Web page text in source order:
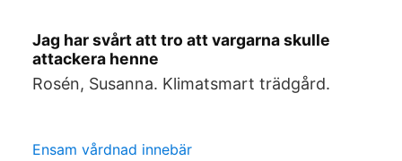
Jag har svårt att tro att vargarna skulle
attackera henne
Rosén, Susanna. Klimatsmart trädgård.
Ensam vårdnad innebär